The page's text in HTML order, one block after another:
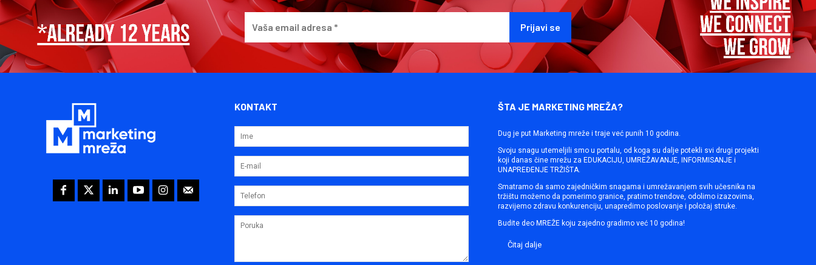
KONTAKT ŠTA JE MARKETING MREŽA?
Dug je put Marketing mreže i traje već punih 10 godina.
Svoju snagu utemeljili smo u portalu, od koga su dalje potekli svi drugi projekti
koji danas čine mrežu za EDUKACIJU, UMREŽAVANJE, INFORMISANJE i
UNAPREĐENJE TRŽIŠTA.
Smatramo da samo zajedničkim snagama i umrežavanjem svih učesnika na
tržištu možemo da pomerimo granice, pratimo trendove, odolimo izazovima,
razvijemo zdravu konkurenciju, unapredimo poslovanje i položaj struke.
Budite deo MREŽE koju zajedno gradimo već 10 godina!
Čitaj dalje